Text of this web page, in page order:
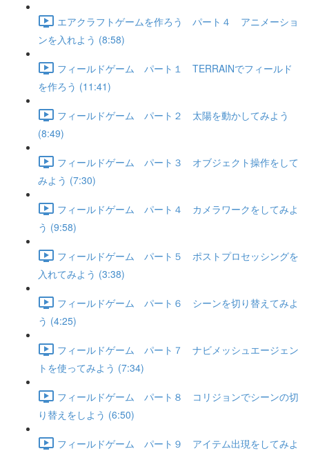
エアクラフトゲームを作ろう パート４ アニメーショ
ンを入れよう (8:58)
フィールドゲーム パート１ TERRAINでフィールド
を作ろう (11:41)
フィールドゲーム パート２ 太陽を動かしてみよう
(8:49)
フィールドゲーム パート３ オブジェクト操作をして
みよう (7:30)
フィールドゲーム パート４ カメラワークをしてみよ
う (9:58)
フィールドゲーム パート５ ポストプロセッシングを
入れてみよう (3:38)
フィールドゲーム パート６ シーンを切り替えてみよ
う (4:25)
フィールドゲーム パート７ ナビメッシュエージェン
トを使ってみよう (7:34)
フィールドゲーム パート８ コリジョンでシーンの切
り替えをしよう (6:50)
フィールドゲーム パート９ アイテム出現をしてみよ